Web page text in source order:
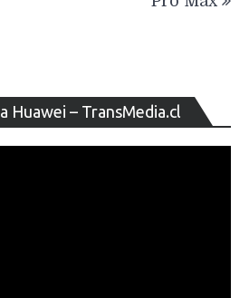
Huawei – TransMedia.cl
de